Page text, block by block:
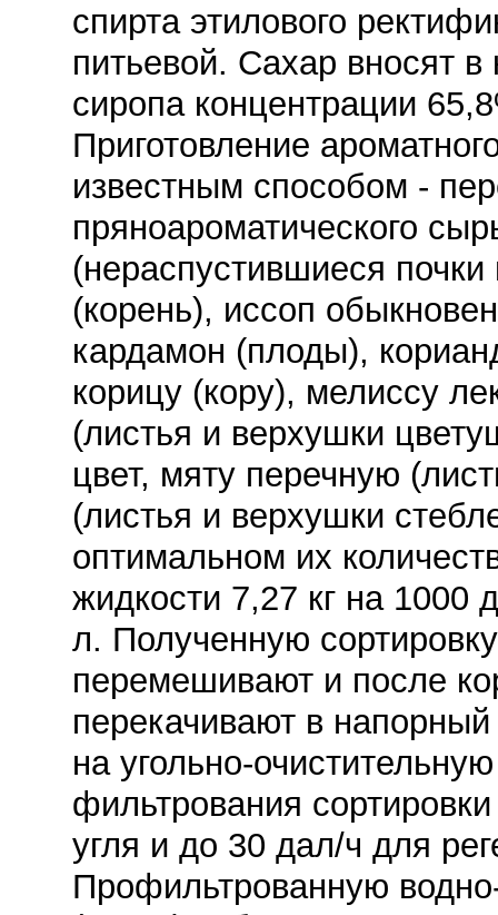
спирта этилового
питьевой. Сахар вносят в
сиропа концентрации
Приготовление
известным способом -
пряноароматического
(нераспустившиеся
(корень), иссоп
кардамон (плоды),
корицу (кору), мелиссу
(листья и верхушки
цвет, мяту перечную
(листья и верхушки
оптимальном их
жидкости 7,27 кг на 1000
л. Полученную
перемешивают и после
перекачивают в
на угольно-
фильтрования
угля и до 30 дал/ч для
Профильтрованную